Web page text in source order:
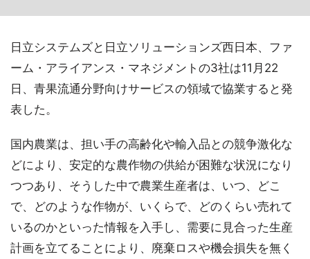
日立システムズと日立ソリューションズ西日本、ファ
ーム・アライアンス・マネジメントの3社は11月22
日、青果流通分野向けサービスの領域で協業すると発
表した。
国内農業は、担い手の高齢化や輸入品との競争激化な
どにより、安定的な農作物の供給が困難な状況になり
つつあり、そうした中で農業生産者は、いつ、どこ
で、どのような作物が、いくらで、どのくらい売れて
いるのかといった情報を入手し、需要に見合った生産
計画を立てることにより、廃棄ロスや機会損失を無く